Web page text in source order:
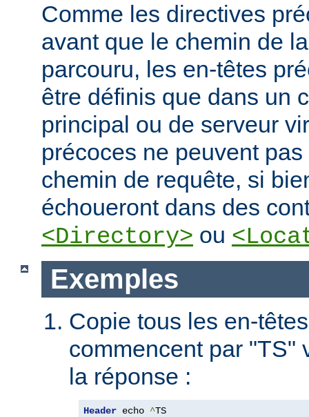
Comme les directives
avant que le chemin de
parcouru, les en-têtes
être définis que dans un
principal ou de serveur
précoces ne peuvent
chemin de requête, si
échoueront dans des
<Directory> ou
Exemples
Copie tous les en-
commencent par "TS"
la réponse :
Header echo ^TS